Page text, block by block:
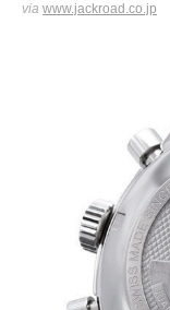
via www.jackroad.co.jp